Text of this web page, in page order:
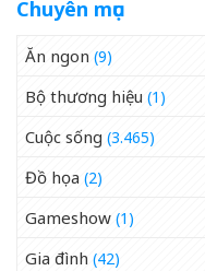
Chuyên mục
Ăn ngon (9)
Bộ thương hiệu (1)
Cuộc sống (3.465)
Đồ họa (2)
Gameshow (1)
Gia đình (42)